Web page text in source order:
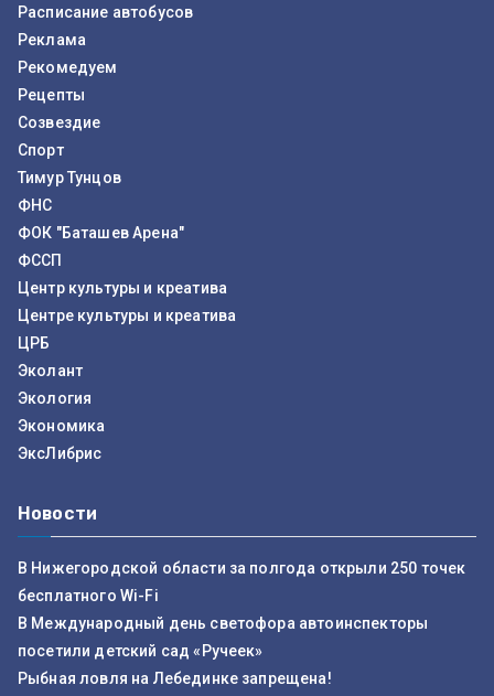
Расписание автобусов
Реклама
Рекомедуем
Рецепты
Созвездие
Спорт
Тимур Тунцов
ФНС
ФОК "Баташев Арена"
ФССП
Центр культуры и креатива
Центре культуры и креатива
ЦРБ
Эколант
Экология
Экономика
ЭксЛибрис
Новости
В Нижегородской области за полгода открыли 250 точек
бесплатного Wi-Fi
В Международный день светофора автоинспекторы
посетили детский сад «Ручеек»
Рыбная ловля на Лебединке запрещена!